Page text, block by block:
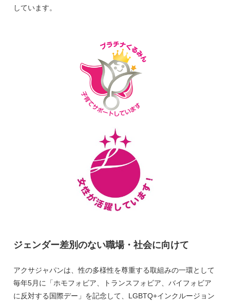
しています。
ジェンダー差別のない職場・社会に向けて
アクサジャパンは、性の多様性を尊重する取組みの一環として
毎年5月に「ホモフォビア、トランスフォビア、バイフォビア
に反対する国際デー」を記念して、LGBTQ+インクルージョン